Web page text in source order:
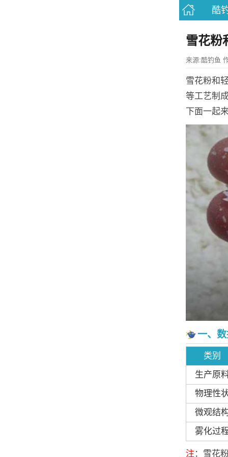
酷
雪花粉
来源:酷钓鱼
雪花粉和
等工艺制
下面一起
一、
类别
生产原
物理性
微观结
雾化过
注 ：雪花